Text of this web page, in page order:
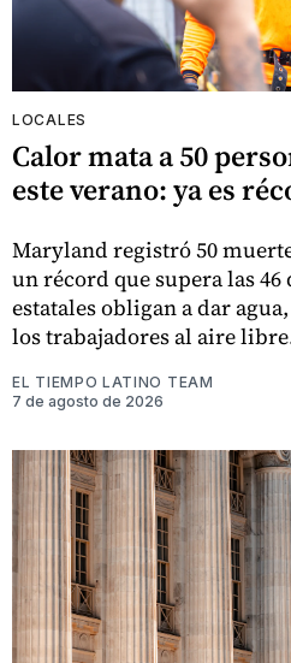
LOCALES
Calor mata a 50
este verano: ya es
Maryland registró 50
un récord que supera las 46
estatales obligan a dar
los trabajadores al aire
EL TIEMPO LATINO TEAM
7 de agosto de 2026